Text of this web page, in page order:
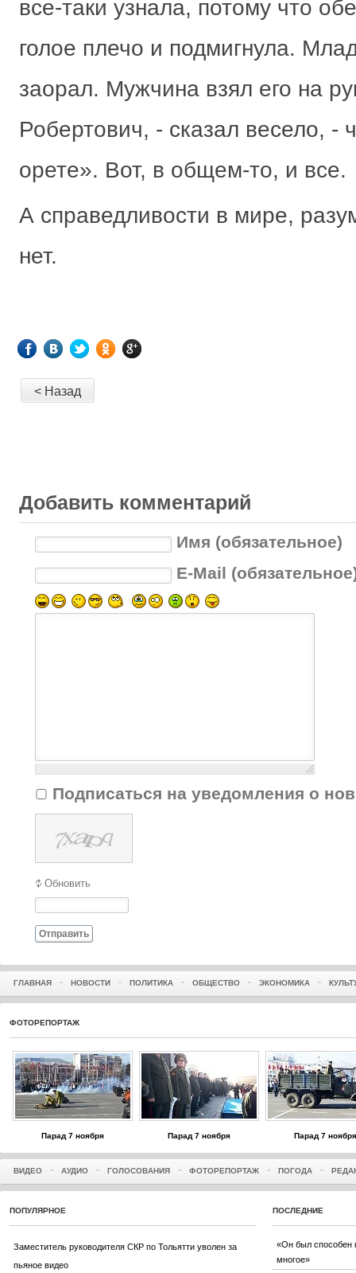
все-таки узнала, потому что
голое плечо и подмигнула.
заорал. Мужчина взял его на
Робертович, - сказал весело, -
орете». Вот, в общем-то, и все.
А справедливости в мире,
нет.
< Назад
Добавить комментарий
Имя (обязательное)
E-Mail
Подписаться на уведомления о
Обновить
Отправить
ГЛАВНАЯ НОВОСТИ ПОЛИТИКА ОБЩЕСТВО ЭКОНОМИКА
ФОТОРЕПОРТАЖ
Парад 7 ноября Парад 7 ноября Парад 7 ноября
ВИДЕО АУДИО ГОЛОСОВАНИЯ ФОТОРЕПОРТАЖ ПОГОДА
ПОПУЛЯРНОЕ
Заместитель руководителя СКР по Тольятти уволен за
пьяное видео
ПОСЛЕДНИЕ
«Он был способен
многое»